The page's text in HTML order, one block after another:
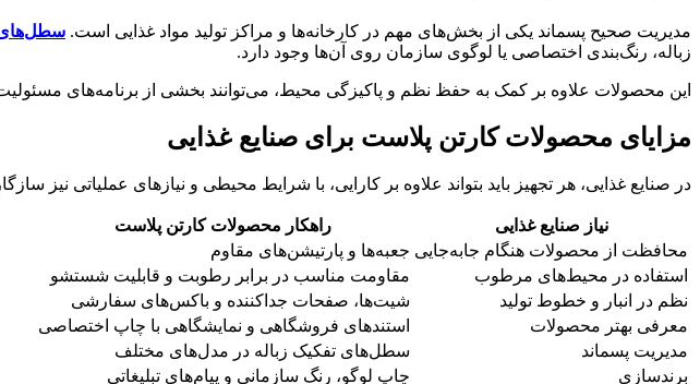
مدیریت صحیح پسماند یکی از بخش‌های مهم در کارخانه‌ها و مراکز تولید مواد غذایی است. سطل‌های
زباله، رنگ‌بندی اختصاصی یا لوگوی سازمان روی آن‌ها وجود دارد.
این محصولات علاوه بر کمک به حفظ نظم و پاکیزگی محیط، می‌توانند بخشی از برنامه‌های
مزایای محصولات کارتن پلاست برای صنایع غذایی
در صنایع غذایی، هر تجهیز باید بتواند علاوه بر کارایی، با شرایط محیطی و نیازهای عملیاتی
نیاز صنایع غذایی
راهکار محصولات کارتن پلاست
محافظت از محصولات هنگام جابه‌جایی جعبه‌ها و پارتیشن‌های مقاوم
استفاده در محیط‌های مرطوب
مقاومت مناسب در برابر رطوبت و قابلیت شستشو
نظم در انبار و خطوط تولید
شیت‌ها، صفحات جداکننده و باکس‌های سفارشی
معرفی بهتر محصولات
استندهای فروشگاهی و نمایشگاهی با چاپ اختصاصی
مدیریت پسماند
سطل‌های تفکیک زباله در مدل‌های مختلف
برندسازی
چاپ لوگو، رنگ سازمانی و پیام‌های تبلیغاتی